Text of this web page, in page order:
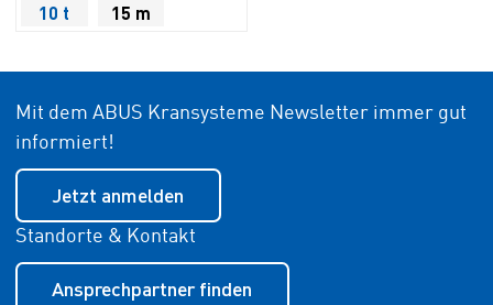
10 t 15 m
Mit dem ABUS Kransysteme Newsletter immer gut
informiert!
Jetzt anmelden
Standorte & Kontakt
Ansprechpartner finden